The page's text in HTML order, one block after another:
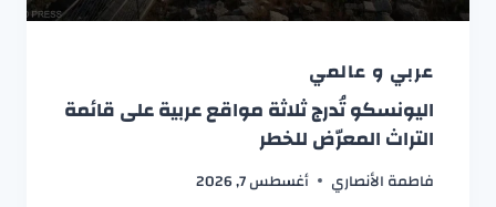
عربي و عالمي
اليونسكو تُدرج ثلاثة مواقع عربية على قائمة
التراث المعرّض للخطر
فاطمة الأنصاري أغسطس 7, 2026